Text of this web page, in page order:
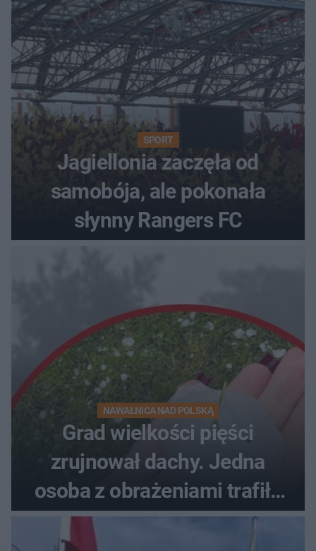
SPORT
Jagiellonia zaczęła od
samobója, ale pokonała
słynny Rangers FC
NAWAŁNICA NAD POLSKĄ
Grad wielkości pięści
zrujnował dachy. Jedna
osoba z obrażeniami trafiła
do szpitala